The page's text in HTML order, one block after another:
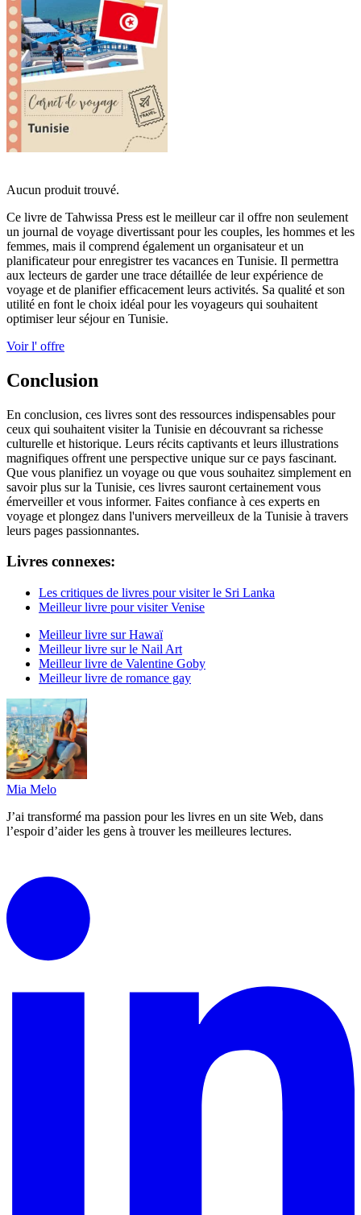
Aucun produit trouvé.
Ce livre de Tahwissa Press est le meilleur car il offre non seulement
un journal de voyage divertissant pour les couples, les hommes et les
femmes, mais il comprend également un organisateur et un
planificateur pour enregistrer tes vacances en Tunisie. Il permettra
aux lecteurs de garder une trace détaillée de leur expérience de
voyage et de planifier efficacement leurs activités. Sa qualité et son
utilité en font le choix idéal pour les voyageurs qui souhaitent
optimiser leur séjour en Tunisie.
Voir l' offre
Conclusion
En conclusion, ces livres sont des ressources indispensables pour
ceux qui souhaitent visiter la Tunisie en découvrant sa richesse
culturelle et historique. Leurs récits captivants et leurs illustrations
magnifiques offrent une perspective unique sur ce pays fascinant.
Que vous planifiez un voyage ou que vous souhaitez simplement en
savoir plus sur la Tunisie, ces livres sauront certainement vous
émerveiller et vous informer. Faites confiance à ces experts en
voyage et plongez dans l'univers merveilleux de la Tunisie à travers
leurs pages passionnantes.
Livres connexes:
Les critiques de livres pour visiter le Sri Lanka
Meilleur livre pour visiter Venise
Meilleur livre sur Hawaï
Meilleur livre sur le Nail Art
Meilleur livre de Valentine Goby
Meilleur livre de romance gay
Mia Melo
J’ai transformé ma passion pour les livres en un site Web, dans
l’espoir d’aider les gens à trouver les meilleures lectures.